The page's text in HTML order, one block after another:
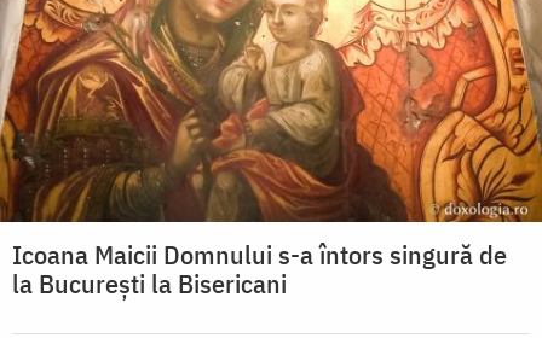
Icoana Maicii Domnului s-a întors singură de
la București la Bisericani